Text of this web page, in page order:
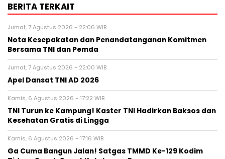
BERITA TERKAIT
Jumat, 7 Agustus 2026 - 22:06 WIB
Nota Kesepakatan dan Penandatanganan Komitmen
Bersama TNI dan Pemda
Jumat, 7 Agustus 2026 - 22:00 WIB
Apel Dansat TNI AD 2026
Kamis, 6 Agustus 2026 - 17:22 WIB
TNI Turun ke Kampung! Kaster TNI Hadirkan Baksos dan
Kesehatan Gratis di Lingga
Kamis, 6 Agustus 2026 - 17:16 WIB
Ga Cuma Bangun Jalan! Satgas TMMD Ke-129 Kodim